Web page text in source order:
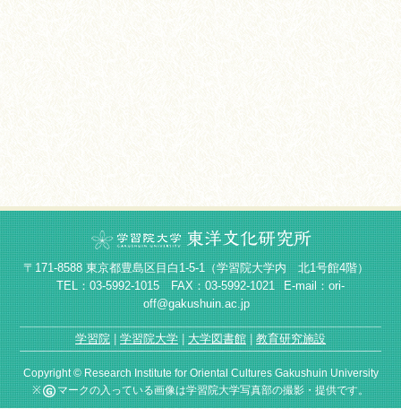
〒171-8588 東京都豊島区目白1-5-1（学習院大学内 北1号館4階）
TEL：03-5992-1015 FAX：03-5992-1021
E-mail：ori-
off@gakushuin.ac.jp
学習院 学習院大学 大学図書館 教育研究施設
Copyright © Research Institute for Oriental Cultures Gakushuin University
※
マークの入っている画像は学習院大学写真部の撮影・提供です。